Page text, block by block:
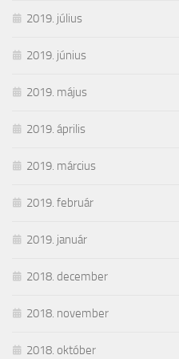
2019. július
2019. június
2019. május
2019. április
2019. március
2019. február
2019. január
2018. december
2018. november
2018. október